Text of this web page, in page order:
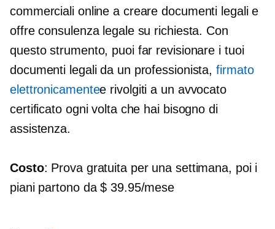
commerciali online a creare documenti legali e
offre consulenza legale su richiesta. Con
questo strumento, puoi far revisionare i tuoi
documenti legali da un professionista,firmato
elettronicamentee rivolgiti a un avvocato
certificato ogni volta che hai bisogno di
assistenza.
Costo: Prova gratuita per una settimana, poi i
piani partono da $ 39.95/mese